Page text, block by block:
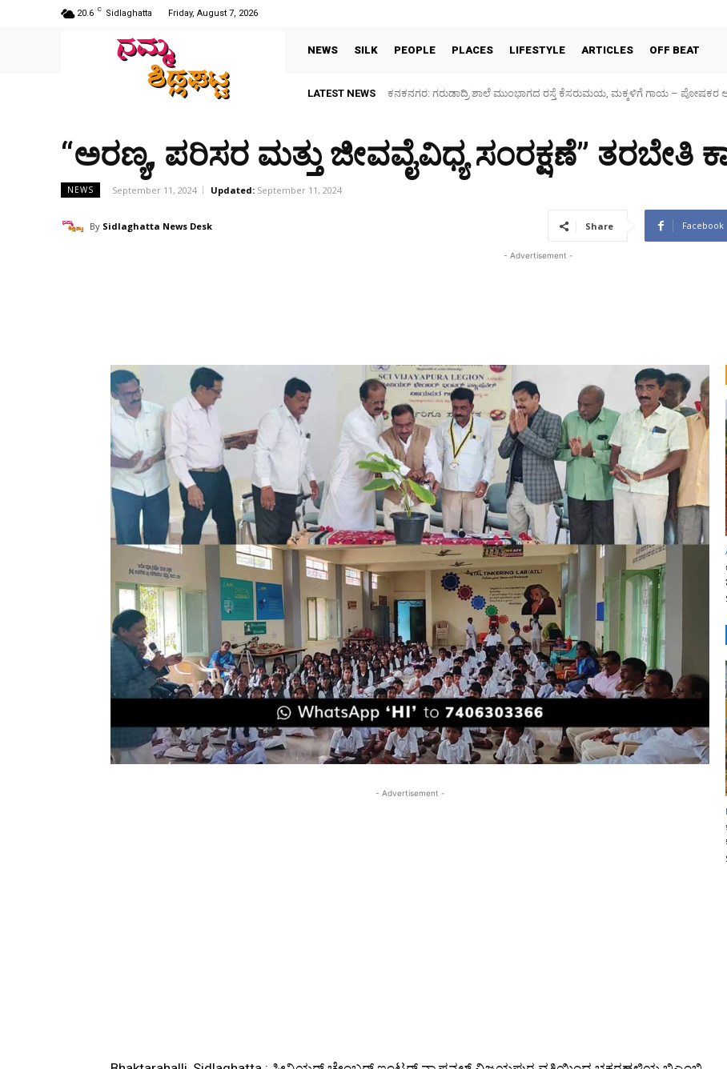
20.6 C Sidlaghatta Friday, August 7, 2026
NEWS SILK PEOPLE PLACES LIFESTYLE ARTICLES OFF BEAT
LATEST NEWS Sidlaghatta Silk Cocoon Market-06/08/2026
“ಅರಣ್ಯ, ಪರಿಸರ ಮತ್ತು ಜೀವವೈವಿಧ್ಯ ಸಂರಕ್ಷಣೆ” ತರಬೇತಿ
NEWS September 11, 2024 Updated: September 11, 2024
By Sidlaghatta News Desk Share Facebook
- Advertisement -
- Advertisement -